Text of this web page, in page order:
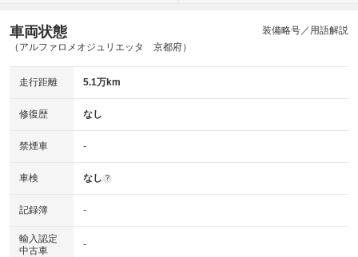
車両状態
（アルファロメオジュリエッタ 京都府）
装備略号／用語解説
走行距離 5.1万km
修復歴 なし
禁煙車 -
車検 なし ?
記録簿 -
輸入認定
中古車
-